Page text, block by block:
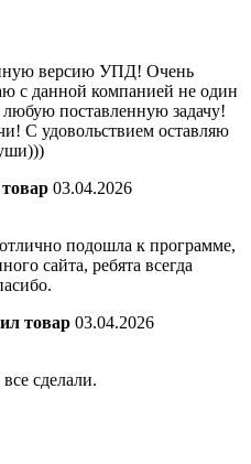
версию УПД! Очень
с данной компанией не один
поставленную задачу!
С удовольствием оставляю
03.04.2026
подошла к программе,
сайта, ребята всегда
товар 03.04.2026
сделали.